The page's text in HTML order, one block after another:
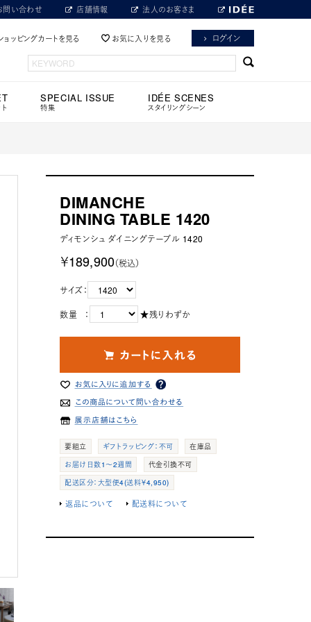
問い合わせ 店舗情報 法人のお客さま
ョッピングカートを見る お気に入りを見る ログイン
SPECIAL ISSUE
特集
IDÉE SCENES
スタイリングシーン
DIMANCHE
DINING TABLE 1420
ディモンシュ ダイニングテーブル 1420
￥189,900（税込）
サイズ：
数量 ： ★残りわずか
要組立 ギフトラッピング：不可
在庫品
お届け日数1～2週間
代金引換不可
配送区分：大型便4(送料￥4,950)
返品について 配送料について